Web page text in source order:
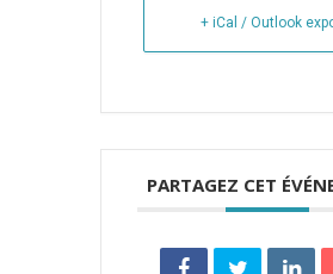
+ iCal / Outlook
PARTAGEZ CET